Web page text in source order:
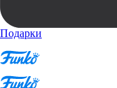
Подарки